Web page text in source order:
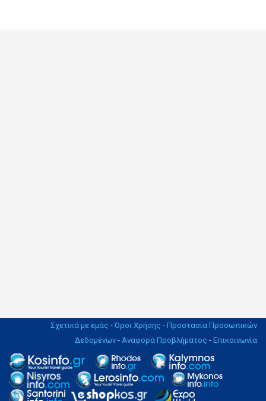
Σχετικά με εμάς - Όροι Χρήσης - Προστασία Προσωπικών
Δεδομένων - Αναφορά Προβλήματος - Επικοινωνία